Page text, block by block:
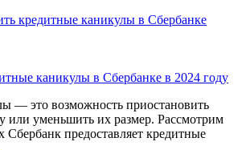
каникулы в Сбербанке в 2024 году
— это возможность приостановить
или уменьшить их размер. Рассмотрим
Сбербанк предоставляет кредитные